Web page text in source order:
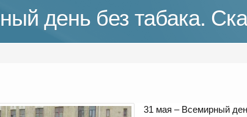
день без табака.
31 мая – Всемирный